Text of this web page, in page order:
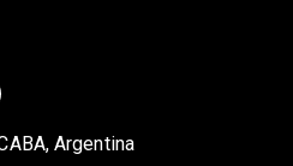
Argentina